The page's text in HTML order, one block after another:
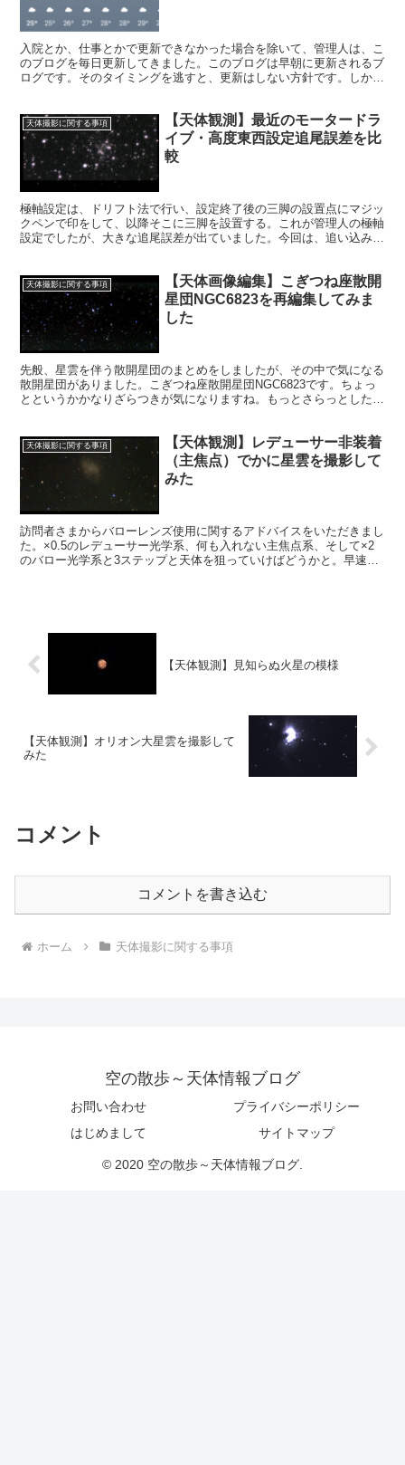
入院とか、仕事とかで更新できなかった場合を除いて、管理人は、こ
のブログを毎日更新してきました。このブログは早朝に更新されるブ
ログです。そのタイミングを逃すと、更新はしない方針です。しか
天体撮影に関する事項
【天体観測】最近のモータードラ
イブ・高度東西設定追尾誤差を比
較
極軸設定は、ドリフト法で行い、設定終了後の三脚の設置点にマジッ
クペンで印をして、以降そこに三脚を設置する。これが管理人の極軸
設定でしたが、大きな追尾誤差が出ていました。今回は、追い込みの
天体撮影に関する事項
【天体画像編集】こぎつね座散開
星団NGC6823を再編集してみま
した
先般、星雲を伴う散開星団のまとめをしましたが、その中で気になる
散開星団がありました。こぎつね座散開星団NGC6823です。ちょっ
とというかかなりざらつきが気になりますね。もっとさらっとした画
天体撮影に関する事項
【天体観測】レデューサー非装着
（主焦点）でかに星雲を撮影して
みた
訪問者さまからバローレンズ使用に関するアドバイスをいただきまし
た。×0.5のレデューサー光学系、何も入れない主焦点系、そして×2
のバロー光学系と3ステップと天体を狙っていけばどうかと。早速昨
【天体観測】見知らぬ火星の模様
【天体観測】オリオン大星雲を撮影して
みた
コメント
コメントを書き込む
ホーム 天体撮影に関する事項
空の散歩～天体情報ブログ
お問い合わせ
プライバシーポリシー
はじめまして
サイトマップ
© 2020 空の散歩～天体情報ブログ.